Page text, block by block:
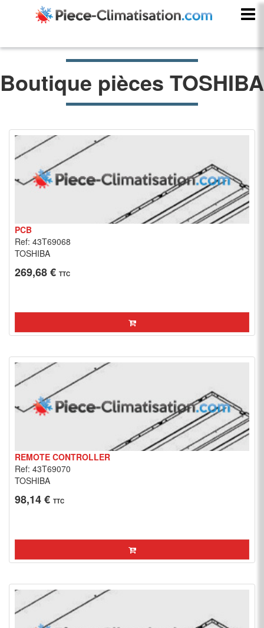
Boutique pièces TOSHIBA
PCB
Ref: 43T69068
TOSHIBA
269,68 € TTC
REMOTE CONTROLLER
Ref: 43T69070
TOSHIBA
98,14 € TTC